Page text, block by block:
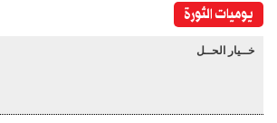
يوميات الثورة
خــيار الحــل